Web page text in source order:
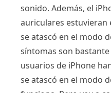
sonido. Además, el
auriculares estuvieran
se atascó en el modo
síntomas son
usuarios de iPhone
se atascó en el modo